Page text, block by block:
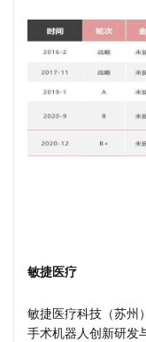
敏捷医疗
敏捷医疗科技（苏州
手术机器人创新研发